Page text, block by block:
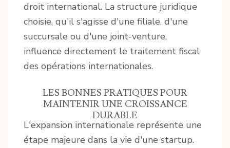
droit international. La structure juridique
choisie, qu'il s'agisse d'une filiale, d'une
succursale ou d'une joint-venture,
influence directement le traitement fiscal
des opérations internationales.
LES BONNES PRATIQUES POUR
MAINTENIR UNE CROISSANCE
DURABLE
L'expansion internationale représente une
étape majeure dans la vie d'une startup.